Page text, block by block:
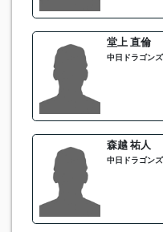
堂上 直倫
中日ドラゴンズ
森越 祐人
中日ドラゴンズ